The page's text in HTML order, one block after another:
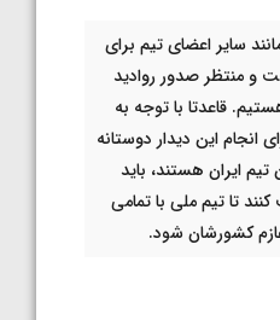
سایر اعضای تیم برای
و منتظر صدور روادید
قاعدتا با توجه به
انجام این دیدار دوستانه
ایران هستند، باید
تا تیم ملی با تمامی
کشورشان شود.